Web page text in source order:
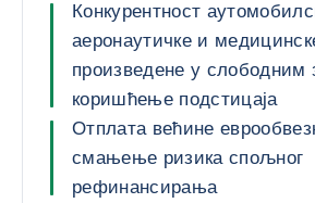
Конкурентност
аеронаутичке и
произведене у слободним
коришћење подстицаја
Отплата већине
смањење ризика спољног
рефинансирања